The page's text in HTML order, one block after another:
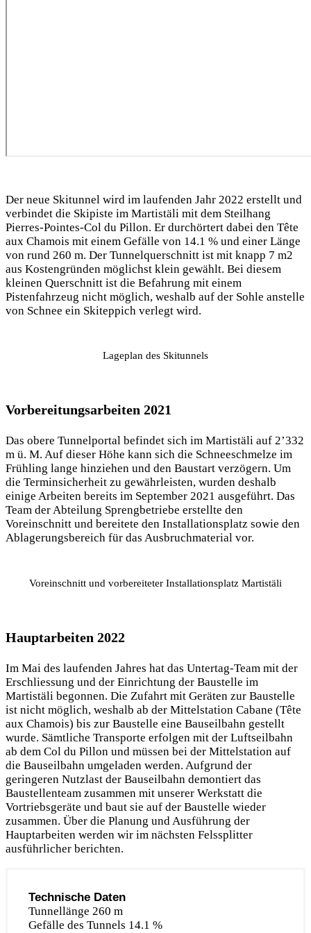
Der neue Skitunnel wird im laufenden Jahr 2022 erstellt und
verbindet die Skipiste im Martistäli mit dem Steilhang
Pierres-Pointes-Col du Pillon. Er durchörtert dabei den Tête
aux Chamois mit einem Gefälle von 14.1 % und einer Länge
von rund 260 m. Der Tunnelquerschnitt ist mit knapp 7 m2
aus Kostengründen möglichst klein gewählt. Bei diesem
kleinen Querschnitt ist die Befahrung mit einem
Pistenfahrzeug nicht möglich, weshalb auf der Sohle anstelle
von Schnee ein Skiteppich verlegt wird.
Lageplan des Skitunnels
Vorbereitungsarbeiten 2021
Das obere Tunnelportal befindet sich im Martistäli auf 2’332
m ü. M. Auf dieser Höhe kann sich die Schneeschmelze im
Frühling lange hinziehen und den Baustart verzögern. Um
die Terminsicherheit zu gewährleisten, wurden deshalb
einige Arbeiten bereits im September 2021 ausgeführt. Das
Team der Abteilung Sprengbetriebe erstellte den
Voreinschnitt und bereitete den Installationsplatz sowie den
Ablagerungsbereich für das Ausbruchmaterial vor.
Voreinschnitt und vorbereiteter Installationsplatz Martistäli
Hauptarbeiten 2022
Im Mai des laufenden Jahres hat das Untertag-Team mit der
Erschliessung und der Einrichtung der Baustelle im
Martistäli begonnen. Die Zufahrt mit Geräten zur Baustelle
ist nicht möglich, weshalb ab der Mittelstation Cabane (Tête
aux Chamois) bis zur Baustelle eine Bauseilbahn gestellt
wurde. Sämtliche Transporte erfolgen mit der Luftseilbahn
ab dem Col du Pillon und müssen bei der Mittelstation auf
die Bauseilbahn umgeladen werden. Aufgrund der
geringeren Nutzlast der Bauseilbahn demontiert das
Baustellenteam zusammen mit unserer Werkstatt die
Vortriebsgeräte und baut sie auf der Baustelle wieder
zusammen. Über die Planung und Ausführung der
Hauptarbeiten werden wir im nächsten Felssplitter
ausführlicher berichten.
Technische Daten
Tunnellänge 260 m
Gefälle des Tunnels 14.1 %